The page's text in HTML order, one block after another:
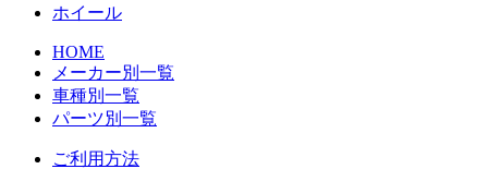
ホイール
HOME
メーカー別一覧
車種別一覧
パーツ別一覧
ご利用方法